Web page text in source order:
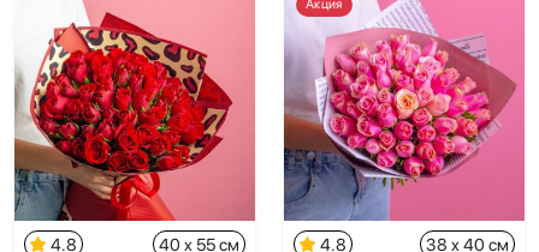
4.8 40 x 55 см
Акция
4.8 38 x 40 см